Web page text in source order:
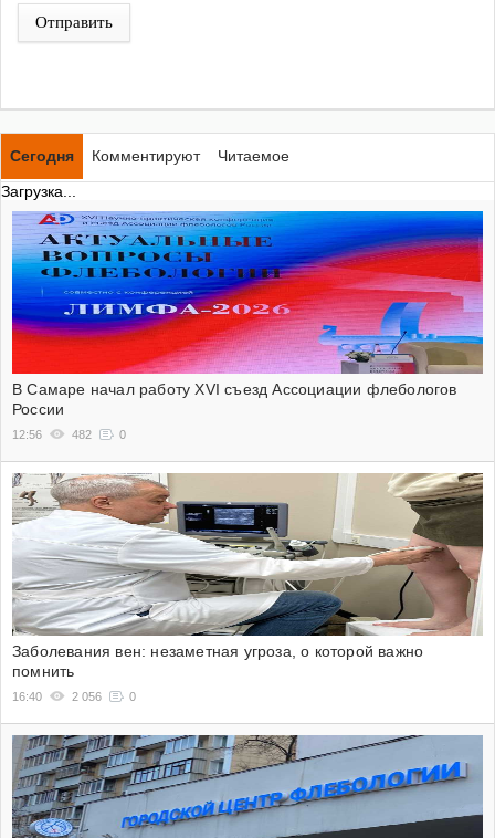
Отправить
Сегодня Комментируют
Читаемое
Загрузка...
В Самаре начал работу XVI съезд Ассоциации флебологов
России
12:56 482 0
Заболевания вен: незаметная угроза, о которой важно
помнить
16:40 2 056 0